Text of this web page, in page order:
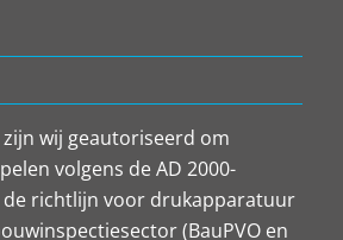
zijn wij geautoriseerd om
volgens de AD 2000-
richtlijn voor drukapparatuur
(BauPVO en